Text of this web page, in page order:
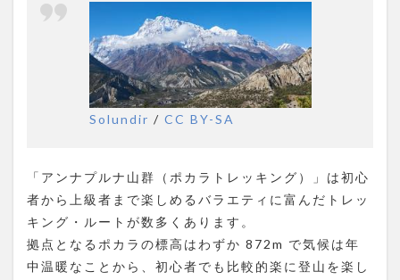
Solundir / CC BY-SA
「アンナプルナ山群（ポカラトレッキング）」は初心
者から上級者まで楽しめるバラエティに富んだトレッ
キング・ルートが数多くあります。
拠点となるポカラの標高はわずか 872m で気候は年
中温暖なことから、初心者でも比較的楽に登山を楽し